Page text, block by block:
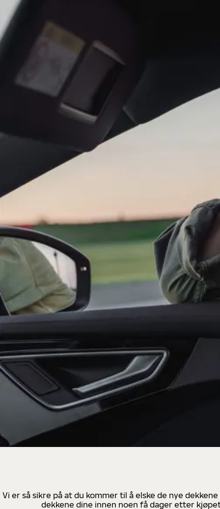
Vi er så sikre på at du kommer til å elske de nye
dekkene dine innen noen få dager etter